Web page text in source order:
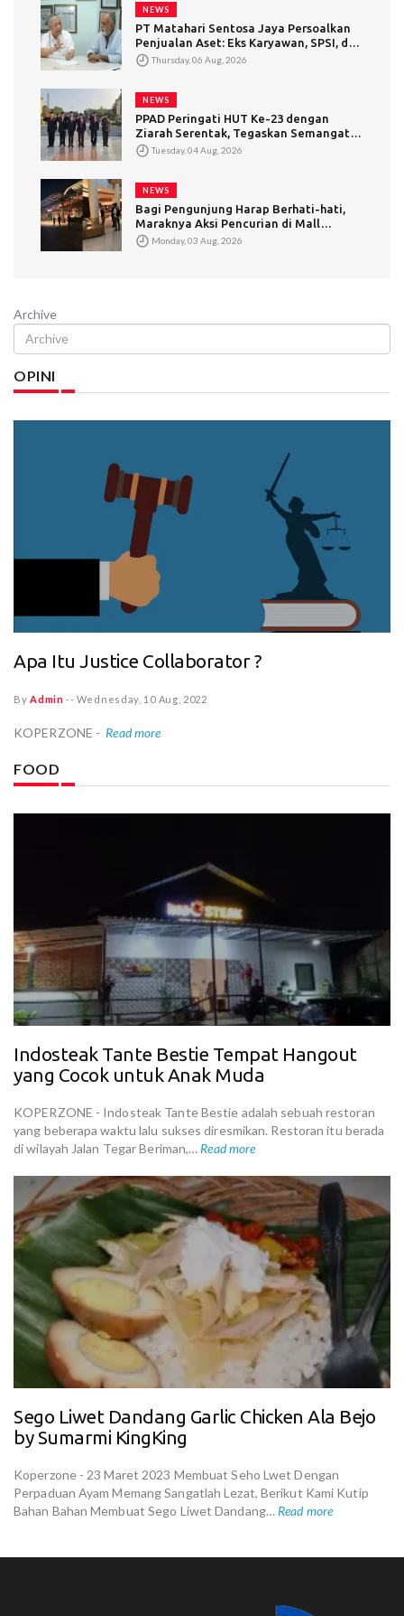
NEWS
PT Matahari Sentosa Jaya Persoalkan
Penjualan Aset: Eks Karyawan, SPSI, dan
Sengketa Eksekusi Sepihak
Thursday, 06 Aug, 2026
NEWS
PPAD Peringati HUT Ke-23 dengan
Ziarah Serentak, Tegaskan Semangat
Pengabdian Tak Pernah Usai
Tuesday, 04 Aug, 2026
NEWS
Bagi Pengunjung Harap Berhati-hati,
Maraknya Aksi Pencurian di Mall
Summarecon Bekasi
Monday, 03 Aug, 2026
Archive
OPINI
Apa Itu Justice Collaborator ?
ByAdmin -- Wednesday, 10 Aug, 2022
KOPERZONE - Read more
FOOD
Indosteak Tante Bestie Tempat Hangout
yang Cocok untuk Anak Muda
KOPERZONE - Indosteak Tante Bestie adalah sebuah restoran
yang beberapa waktu lalu sukses diresmikan. Restoran itu berada
di wilayah Jalan Tegar Beriman,… Read more
Sego Liwet Dandang Garlic Chicken Ala Bejo
by Sumarmi KingKing
Koperzone - 23 Maret 2023 Membuat Seho Lwet Dengan
Perpaduan Ayam Memang Sangatlah Lezat, Berikut Kami Kutip
Bahan Bahan Membuat Sego Liwet Dandang… Read more